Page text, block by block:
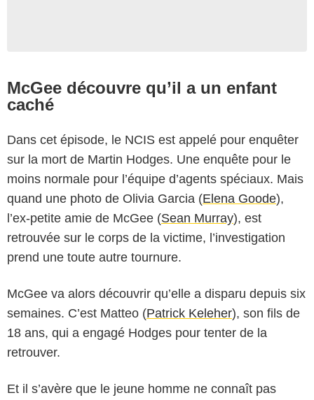
McGee découvre qu’il a un enfant
caché
Dans cet épisode, le NCIS est appelé pour enquêter
sur la mort de Martin Hodges. Une enquête pour le
moins normale pour l’équipe d’agents spéciaux. Mais
quand une photo de Olivia Garcia (Elena Goode),
l’ex-petite amie de McGee (Sean Murray), est
retrouvée sur le corps de la victime, l’investigation
prend une toute autre tournure.
McGee va alors découvrir qu’elle a disparu depuis six
semaines. C’est Matteo (Patrick Keleher), son fils de
18 ans, qui a engagé Hodges pour tenter de la
retrouver.
Et il s’avère que le jeune homme ne connaît pas